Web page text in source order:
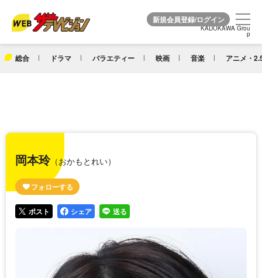
KADOKAWA Grou
p
総合 ドラマ バラエティー 映画 音楽 アニメ・
KADOKAWA Grou
p
岡本玲（おかもとれい）
ポスト シェア 送る